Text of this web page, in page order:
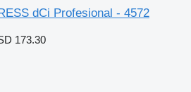
dCi Profesional - 4572
173.30